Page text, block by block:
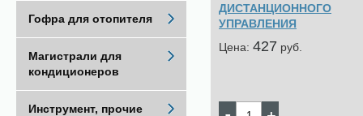
ДИСТАНЦИОННОГО
УПРАВЛЕНИЯ
Цена: 427 pуб.
Гофра для отопителя
Магистрали для
кондиционеров
Инструмент, прочие